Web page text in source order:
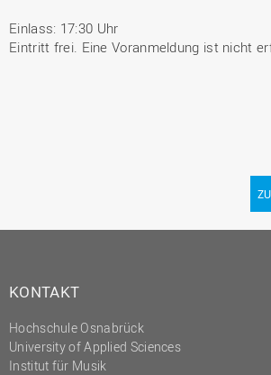
Einlass: 17:30 Uhr
Eintritt frei. Eine Voranmeldung ist nicht
KONTAKT
Hochschule Osnabrück
University of Applied Sciences
Institut für Musik